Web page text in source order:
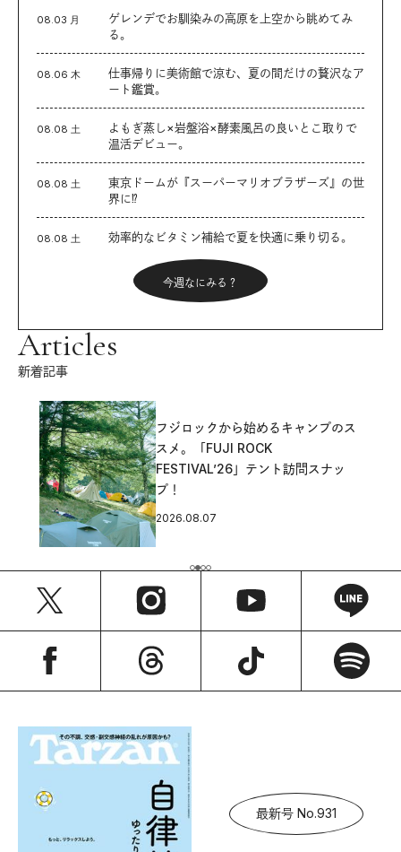
08.03 月
ゲレンデでお馴染みの高原を上空から眺めてみ
る。
08.06 木
仕事帰りに美術館で涼む、夏の間だけの贅沢なア
ート鑑賞。
08.08 土
よもぎ蒸し×岩盤浴×酵素風呂の良いとこ取りで
温活デビュー。
08.08 土
東京ドームが『スーパーマリオブラザーズ』の世
界に⁉︎
08.08 土 効率的なビタミン補給で夏を快適に乗り切る。
今週なにみる？
Articles
新着記事
フジロックから始めるキャンプのス
スメ。「FUJI ROCK
FESTIVAL’26」テント訪問スナッ
プ！
2026.08.07
最新号 No.931